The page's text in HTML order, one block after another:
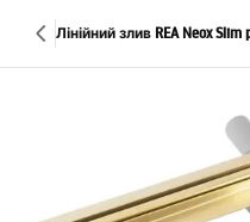
Лінійний злив REA Neox